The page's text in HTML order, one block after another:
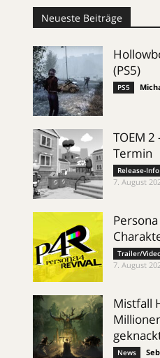
Neueste Beiträge
(PS5)
PS5
TOEM
Termin
Release-Info
7. August
Trailer/
7. August
Mistfall
News